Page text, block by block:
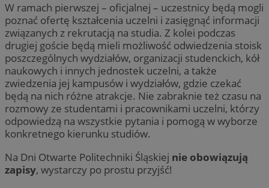
W ramach pierwszej – oficjalnej – uczestnicy będą mogli
poznać ofertę kształcenia uczelni i zasięgnąć informacji
związanych z rekrutacją na studia. Z kolei podczas
drugiej goście będą mieli możliwość odwiedzenia stoisk
poszczególnych wydziałów, organizacji studenckich, kół
naukowych i innych jednostek uczelni, a także
zwiedzenia jej kampusów i wydziałów, gdzie czekać
będą na nich różne atrakcje. Nie zabraknie też czasu na
rozmowy ze studentami i pracownikami uczelni, którzy
odpowiedzą na wszystkie pytania i pomogą w wyborze
konkretnego kierunku studiów.
Na Dni Otwarte Politechniki Śląskiej nie obowiązują
zapisy, wystarczy po prostu przyjść!